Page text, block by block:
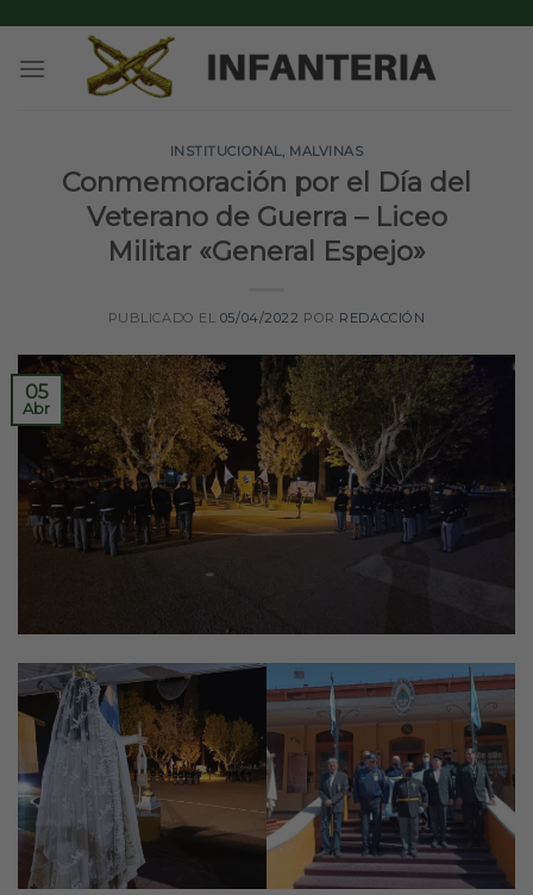
content
INSTITUCIONAL, MALVINAS
Conmemoración por el Día del
Veterano de Guerra – Liceo
Militar «General Espejo»
PUBLICADO EL 05/04/2022 POR REDACCIÓN
05
Abr